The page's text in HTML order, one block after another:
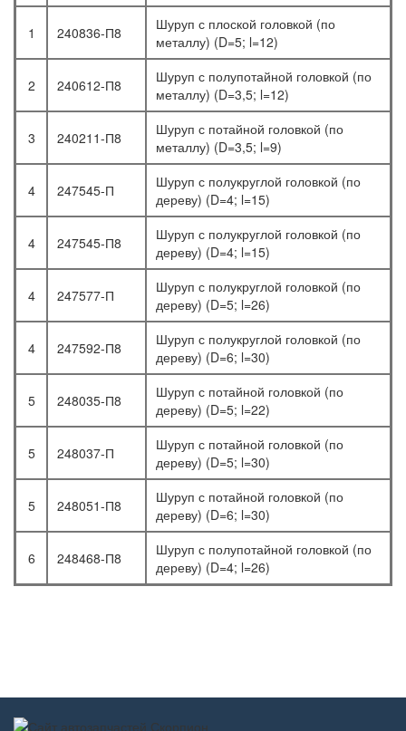
1 240836-П8
Шуруп с плоской головкой (по
металлу) (D=5; l=12)
2 240612-П8
Шуруп с полупотайной головкой (по
металлу) (D=3,5; l=12)
3 240211-П8
Шуруп с потайной головкой (по
металлу) (D=3,5; l=9)
4 247545-П
Шуруп с полукруглой головкой (по
дереву) (D=4; l=15)
4 247545-П8
Шуруп с полукруглой головкой (по
дереву) (D=4; l=15)
4 247577-П
Шуруп с полукруглой головкой (по
дереву) (D=5; l=26)
4 247592-П8
Шуруп с полукруглой головкой (по
дереву) (D=6; l=30)
5 248035-П8
Шуруп с потайной головкой (по
дереву) (D=5; l=22)
5 248037-П
Шуруп с потайной головкой (по
дереву) (D=5; l=30)
5 248051-П8
Шуруп с потайной головкой (по
дереву) (D=6; l=30)
6 248468-П8
Шуруп с полупотайной головкой (по
дереву) (D=4; l=26)